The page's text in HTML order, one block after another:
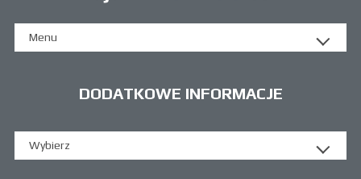
Menu
DODATKOWE INFORMACJE
Wybierz